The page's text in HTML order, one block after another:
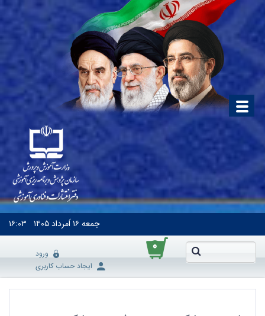
جمعه۱۶ اَمرداد ۱۴۰۵ ۱۶:۰۳
۰
ورود
ایجاد حساب کاربری